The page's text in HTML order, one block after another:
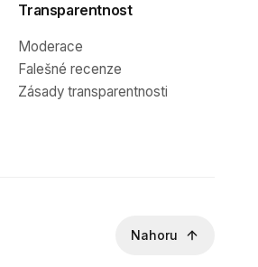
Transparentnost
Moderace
Falešné recenze
Zásady transparentnosti
Nahoru